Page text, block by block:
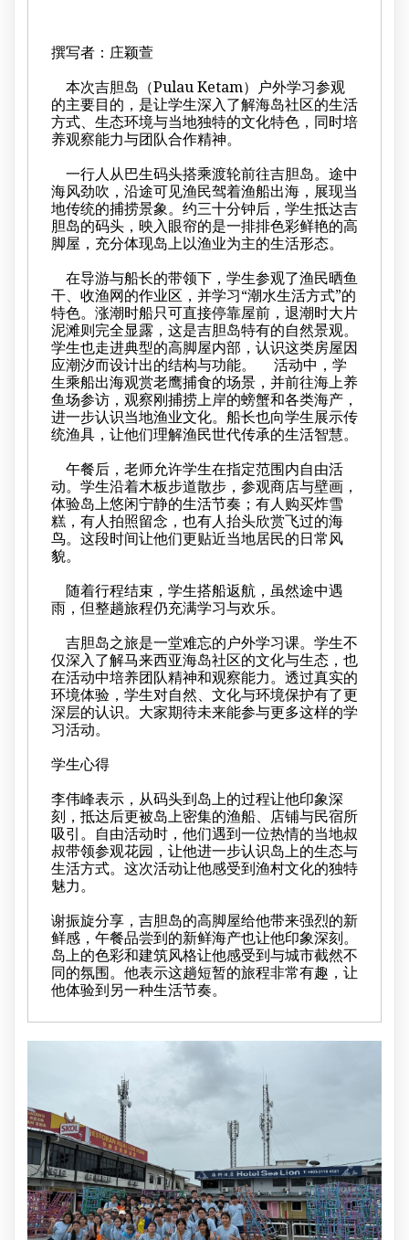
撰写者：庄颖萱
本次吉胆岛（Pulau Ketam）户外学习参观
的主要目的，是让学生深入了解海岛社区的生活
方式、生态环境与当地独特的文化特色，同时培
养观察能力与团队合作精神。
一行人从巴生码头搭乘渡轮前往吉胆岛。途中
海风劲吹，沿途可见渔民驾着渔船出海，展现当
地传统的捕捞景象。约三十分钟后，学生抵达吉
胆岛的码头，映入眼帘的是一排排色彩鲜艳的高
脚屋，充分体现岛上以渔业为主的生活形态。
在导游与船长的带领下，学生参观了渔民晒鱼
干、收渔网的作业区，并学习“潮水生活方式”的
特色。涨潮时船只可直接停靠屋前，退潮时大片
泥滩则完全显露，这是吉胆岛特有的自然景观。
学生也走进典型的高脚屋内部，认识这类房屋因
应潮汐而设计出的结构与功能。 活动中，学
生乘船出海观赏老鹰捕食的场景，并前往海上养
鱼场参访，观察刚捕捞上岸的螃蟹和各类海产，
进一步认识当地渔业文化。船长也向学生展示传
统渔具，让他们理解渔民世代传承的生活智慧。
午餐后，老师允许学生在指定范围内自由活
动。学生沿着木板步道散步，参观商店与壁画，
体验岛上悠闲宁静的生活节奏；有人购买炸雪
糕，有人拍照留念，也有人抬头欣赏飞过的海
鸟。这段时间让他们更贴近当地居民的日常风
貌。
随着行程结束，学生搭船返航，虽然途中遇
雨，但整趟旅程仍充满学习与欢乐。
吉胆岛之旅是一堂难忘的户外学习课。学生不
仅深入了解马来西亚海岛社区的文化与生态，也
在活动中培养团队精神和观察能力。透过真实的
环境体验，学生对自然、文化与环境保护有了更
深层的认识。大家期待未来能参与更多这样的学
习活动。
学生心得
李伟峰表示，从码头到岛上的过程让他印象深
刻，抵达后更被岛上密集的渔船、店铺与民宿所
吸引。自由活动时，他们遇到一位热情的当地叔
叔带领参观花园，让他进一步认识岛上的生态与
生活方式。这次活动让他感受到渔村文化的独特
魅力。
谢振旋分享，吉胆岛的高脚屋给他带来强烈的新
鲜感，午餐品尝到的新鲜海产也让他印象深刻。
岛上的色彩和建筑风格让他感受到与城市截然不
同的氛围。他表示这趟短暂的旅程非常有趣，让
他体验到另一种生活节奏。